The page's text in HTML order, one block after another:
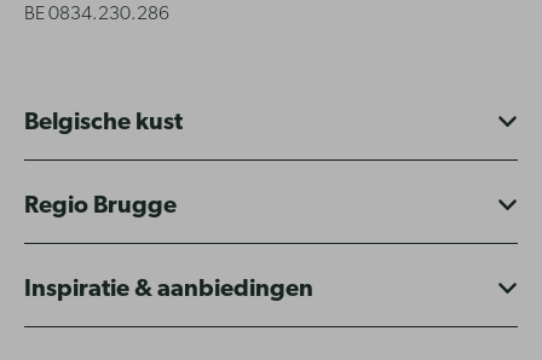
BE 0834.230.286
Belgische kust
Regio Brugge
Inspiratie & aanbiedingen